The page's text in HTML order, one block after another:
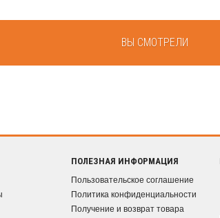
ВЫ СМОТРЕЛИ
ПОЛЕЗНАЯ ИНФОРМАЦИЯ
Пользовательское соглашение
Политика конфиденциальности
Получение и возврат товара